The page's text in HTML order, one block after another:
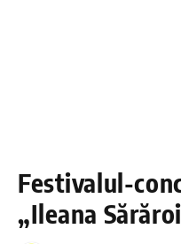
Festivalul-
„Ileana